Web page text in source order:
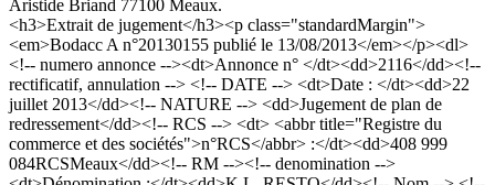
Aristide Briand 77100 Meaux.
<h3>Extrait de jugement</h3><p class="standardMargin">
<em>Bodacc A n°20130155 publié le 13/08/2013</em></p><dl>
<!-- numero annonce --><dt>Annonce n° </dt><dd>2116</dd><!--
rectificatif, annulation --> <!-- DATE --> <dt>Date : </dt><dd>22
juillet 2013</dd><!-- NATURE --> <dd>Jugement de plan de
redressement</dd><!-- RCS --> <dt> <abbr title="Registre du
commerce et des sociétés">n°RCS</abbr> :</dt><dd>408 999
084RCSMeaux</dd><!-- RM --><!-- denomination -->